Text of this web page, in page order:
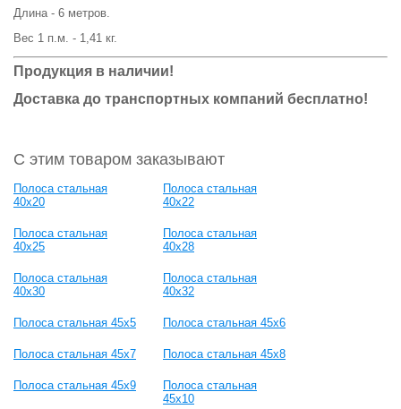
Длина - 6 метров.
Вес 1 п.м. - 1,41 кг.
Продукция в наличии!
Доставка до транспортных компаний бесплатно!
С этим товаром заказывают
Полоса стальная
40x20
Полоса стальная
40x22
Полоса стальная
40x25
Полоса стальная
40x28
Полоса стальная
40x30
Полоса стальная
40x32
Полоса стальная 45x5 Полоса стальная 45x6
Полоса стальная 45x7 Полоса стальная 45x8
Полоса стальная 45x9
Полоса стальная
45x10